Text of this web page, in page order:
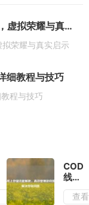
逆战紫玉皮肤获取攻略，虚拟荣耀与真实启示
荣耀与真实启示
细教程与技巧
程与技巧
线上
存储
功能
查看